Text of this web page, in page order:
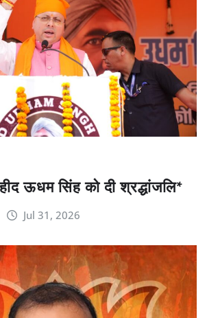
ऊधम सिंह को दी श्रद्धांजलि*
Jul 31, 2026